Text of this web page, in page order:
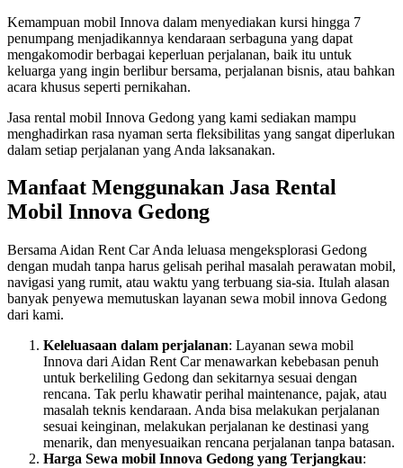
Kemampuan mobil Innova dalam menyediakan kursi hingga 7
penumpang menjadikannya kendaraan serbaguna yang dapat
mengakomodir berbagai keperluan perjalanan, baik itu untuk
keluarga yang ingin berlibur bersama, perjalanan bisnis, atau bahkan
acara khusus seperti pernikahan.
Jasa rental mobil Innova Gedong yang kami sediakan mampu
menghadirkan rasa nyaman serta fleksibilitas yang sangat diperlukan
dalam setiap perjalanan yang Anda laksanakan.
Manfaat Menggunakan Jasa Rental
Mobil Innova Gedong
Bersama Aidan Rent Car Anda leluasa mengeksplorasi Gedong
dengan mudah tanpa harus gelisah perihal masalah perawatan mobil,
navigasi yang rumit, atau waktu yang terbuang sia-sia. Itulah alasan
banyak penyewa memutuskan layanan sewa mobil innova Gedong
dari kami.
Keleluasaan dalam perjalanan: Layanan sewa mobil
Innova dari Aidan Rent Car menawarkan kebebasan penuh
untuk berkeliling Gedong dan sekitarnya sesuai dengan
rencana. Tak perlu khawatir perihal maintenance, pajak, atau
masalah teknis kendaraan. Anda bisa melakukan perjalanan
sesuai keinginan, melakukan perjalanan ke destinasi yang
menarik, dan menyesuaikan rencana perjalanan tanpa batasan.
Harga Sewa mobil Innova Gedong yang Terjangkau: